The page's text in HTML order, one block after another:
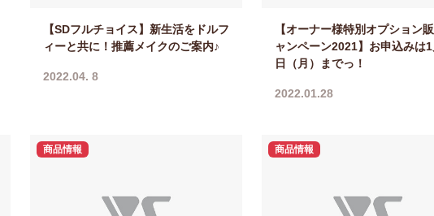
【SDフルチョイス】新生活をドルフ
ィーと共に！推薦メイクのご案内♪
2022.04. 8
【オーナー様特別オプション
ャンペーン2021】お申込みは
日（月）までっ！
2022.01.28
商品情報 商品情報